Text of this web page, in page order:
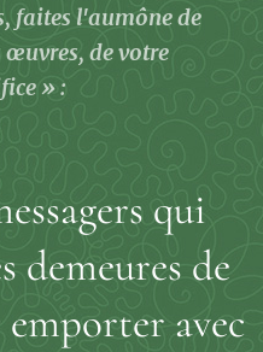
faites l'aumône de
œuvres, de votre
» :
qui
demeures de
avec